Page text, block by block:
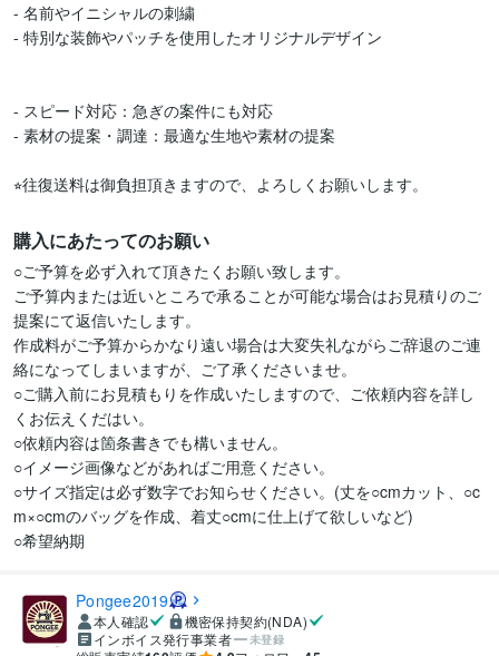
- 名前やイニシャルの刺繍
- 特別な装飾やパッチを使用したオリジナルデザイン
- スピード対応：急ぎの案件にも対応
- 素材の提案・調達：最適な生地や素材の提案
購入にあたってのお願い
○ご予算を必ず入れて頂きたくお願い致します。
ご予算内または近いところで承ることが可能な場合はお見積りのご
提案にて返信いたします。
作成料がご予算からかなり遠い場合は大変失礼ながらご辞退のご連
絡になってしまいますが、ご了承くださいませ。
○ご購入前にお見積もりを作成いたしますので、ご依頼内容を詳し
くお伝えくだはい。
○依頼内容は箇条書きでも構いません。
○イメージ画像などがあればご用意ください。
○サイズ指定は必ず数字でお知らせください。(丈を○cmカット、○c
m×○cmのバッグを作成、着丈○cmに仕上げて欲しいなど)
○希望納期
Pongee2019
本人確認
機密保持契約(NDA)
インボイス発行事業者
未登録